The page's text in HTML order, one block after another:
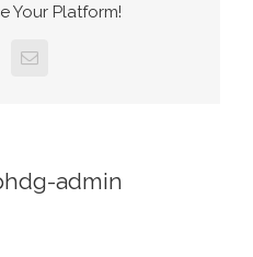
Your Platform!
Email
admin